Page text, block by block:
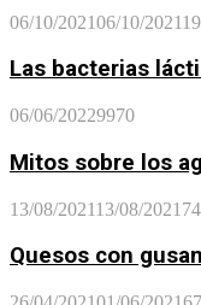
06/10/202106/10/2021
Las bacterias
06/06/20229970
Mitos sobre los
13/08/202113/08/2021
Quesos con